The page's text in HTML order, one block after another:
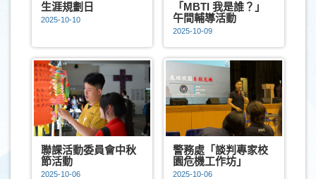
生涯規劃日
2025-10-10
「MBTI 我是誰？」
午間輔導活動
2025-10-09
聯課活動委員會中秋
節活動
2025-10-06
警務處「談判專家校
園危機工作坊」
2025-10-06